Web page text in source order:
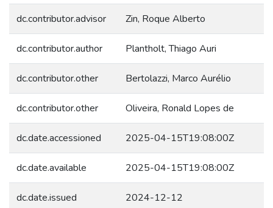
dc.contributor.advisor Zin, Roque Alberto
dc.contributor.author Plantholt, Thiago Auri
dc.contributor.other Bertolazzi, Marco Aurélio
dc.contributor.other Oliveira, Ronald Lopes de
dc.date.accessioned 2025-04-15T19:08:00Z
dc.date.available 2025-04-15T19:08:00Z
dc.date.issued 2024-12-12